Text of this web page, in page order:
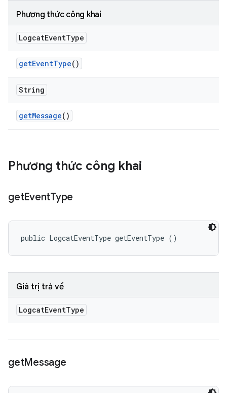
Phương thức công khai
LogcatEventType
getEventType()
String
getMessage()
Phương thức công khai
getEventType
public LogcatEventType getEventType ()
Giá trị trả về
LogcatEventType
getMessage